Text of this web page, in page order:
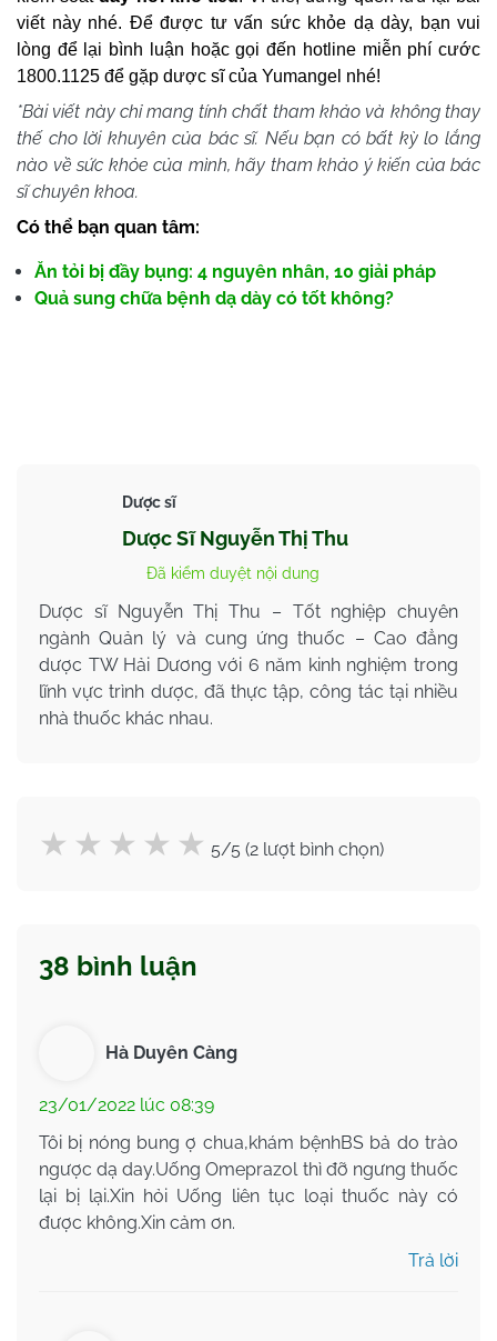
viết này nhé. Để được tư vấn sức khỏe dạ dày, bạn vui
lòng để lại bình luận hoặc gọi đến hotline miễn phí cước
1800.1125 để gặp dược sĩ của Yumangel nhé!
*Bài viết này chỉ mang tính chất tham khảo và không thay
thế cho lời khuyên của bác sĩ. Nếu bạn có bất kỳ lo lắng
nào về sức khỏe của mình, hãy tham khảo ý kiến của bác
sĩ chuyên khoa.
Có thể bạn quan tâm:
Ăn tỏi bị đầy bụng: 4 nguyên nhân, 10 giải pháp
Quả sung chữa bệnh dạ dày có tốt không?
Dược sĩ
Dược Sĩ Nguyễn Thị Thu
Đã kiểm duyệt nội dung
Dược sĩ Nguyễn Thị Thu – Tốt nghiệp chuyên
ngành Quản lý và cung ứng thuốc – Cao đẳng
dược TW Hải Dương với 6 năm kinh nghiệm trong
lĩnh vực trình dược, đã thực tập, công tác tại nhiều
nhà thuốc khác nhau.
5/5 (2 lượt bình chọn)
38 bình luận
Hà Duyên Càng
23/01/2022 lúc 08:39
Tôi bị nóng bung ợ chua,khám bệnhBS bả do trào
ngược dạ day.Uống Omeprazol thì đỡ ngưng thuốc
lại bị lại.Xin hỏi Uống liên tục loại thuốc này có
được không.Xin cảm ơn.
Trả lời